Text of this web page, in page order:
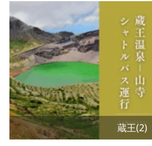
蔵王(2)